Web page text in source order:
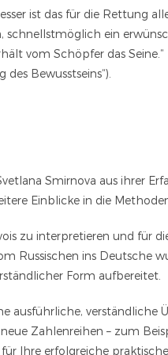
ist das für die Rettung
schnellstmöglich ein
vom Schöpfer das Seine.“
Bewusstseins“).
Smirnova aus ihrer
Einblicke in die
zu interpretieren und für
Russischen ins Deutsche
Form aufbereitet.
ausführliche, verständliche
Zahlenreihen – zum
Ihre erfolgreiche